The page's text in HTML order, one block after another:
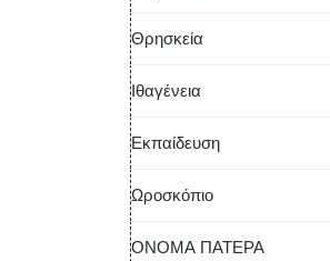
Θρησκεία
Ιθαγένεια
Εκπαίδευση
Ωροσκόπιο
ΟΝΟΜΑ ΠΑΤΕΡΑ